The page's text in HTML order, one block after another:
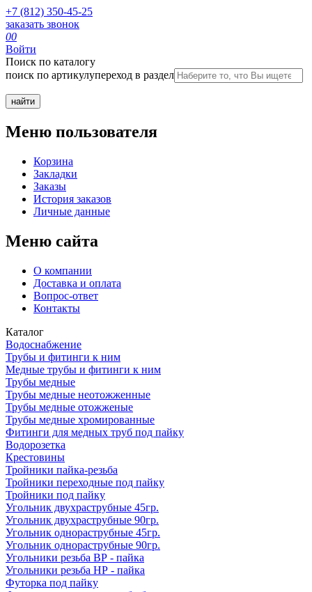
+7 (812) 350-45-25
заказать звонок
00
Войти
Поиск по каталогу
поиск по артикулупереход в раздел
Меню пользователя
Корзина
Закладки
Заказы
История заказов
Личные данные
Меню сайта
О компании
Доставка и оплата
Вопрос-ответ
Контакты
Каталог
Водоснабжение
Трубы и фитинги к ним
Медные трубы и фитинги к ним
Трубы медные
Трубы медные неотожженные
Трубы медные отожженые
Трубы медные хромированные
Фитинги для медных труб под пайку
Водорозетка
Крестовины
Тройники пайка-резьба
Тройники переходные под пайку
Тройники под пайку
Угольник двухраструбные 45гр.
Угольник двухраструбные 90гр.
Угольник однораструбные 45гр.
Угольник однораструбные 90гр.
Угольники резьба ВР - пайка
Угольники резьба НР - пайка
Футорка под пайку